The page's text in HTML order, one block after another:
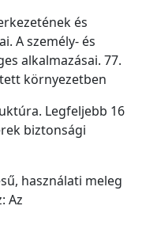
és
A személy- és
alkalmazásai. 77.
környezetben
Legfeljebb 16
biztonsági
használati meleg
Az